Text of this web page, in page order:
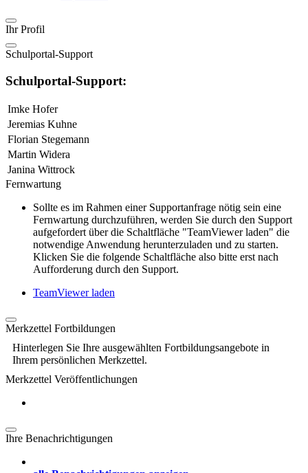
Ihr Profil
Schulportal-Support
Schulportal-Support:
Imke Hofer
Jeremias Kuhne
Florian Stegemann
Martin Widera
Janina Wittrock
Fernwartung
Sollte es im Rahmen einer Supportanfrage nötig sein eine
Fernwartung durchzuführen, werden Sie durch den Support
aufgefordert über die Schaltfläche "TeamViewer laden" die
notwendige Anwendung herunterzuladen und zu starten.
Klicken Sie die folgende Schaltfläche also bitte erst nach
Aufforderung durch den Support.
TeamViewer laden
Merkzettel Fortbildungen
Hinterlegen Sie Ihre ausgewählten Fortbildungsangebote in
Ihrem persönlichen Merkzettel.
Merkzettel Veröffentlichungen
Ihre Benachrichtigungen